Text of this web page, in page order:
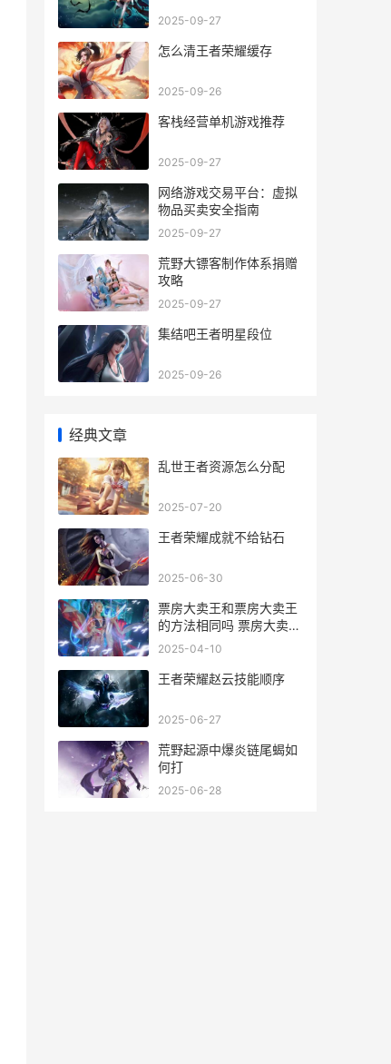
2025-09-27
怎么清王者荣耀缓存
2025-09-26
客栈经营单机游戏推荐
2025-09-27
网络游戏交易平台：虚拟
物品买卖安全指南
2025-09-27
荒野大镖客制作体系捐赠
攻略
2025-09-27
集结吧王者明星段位
2025-09-26
经典文章
乱世王者资源怎么分配
2025-07-20
王者荣耀成就不给钻石
2025-06-30
票房大卖王和票房大卖王
的方法相同吗 票房大卖王
票房标准
2025-04-10
王者荣耀赵云技能顺序
2025-06-27
荒野起源中爆炎链尾蝎如
何打
2025-06-28